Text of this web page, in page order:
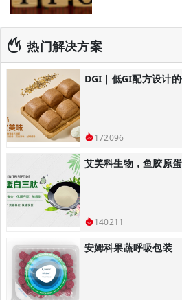
热门解决方案
172096
140211
安姆科果蔬呼吸包装